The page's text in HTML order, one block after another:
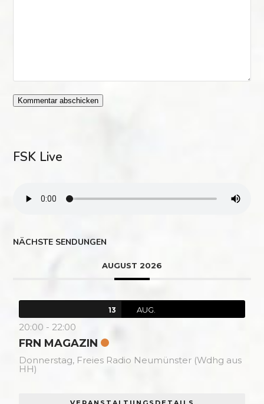
FSK Live
NÄCHSTE SENDUNGEN
AUGUST 2026
13 AUG.
20:00 - 22:00
FRN MAGAZIN
Donnerstag, Freies Radio Neumünster (Wdhg aus
HH)